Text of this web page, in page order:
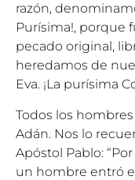
razón,
Purísima!, porque
pecado original,
heredamos de
Eva. ¡La purísima
Todos los
Adán. Nos lo
Apóstol Pablo:
un hombre entró